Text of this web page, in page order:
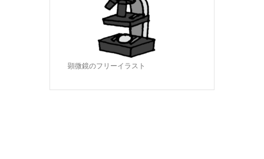
顕微鏡のフリーイラスト